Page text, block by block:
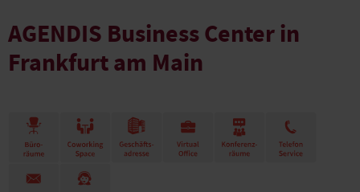
AGENDIS Business Center in
Frankfurt am Main